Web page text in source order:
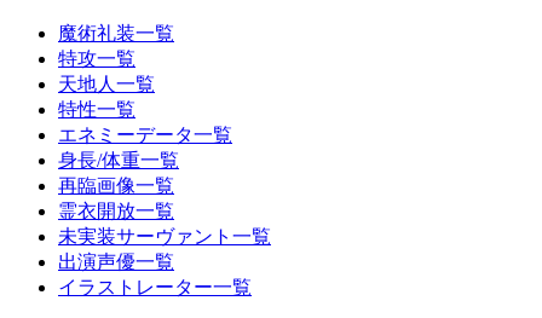
魔術礼装一覧
特攻一覧
天地人一覧
特性一覧
エネミーデータ一覧
身長/体重一覧
再臨画像一覧
霊衣開放一覧
未実装サーヴァント一覧
出演声優一覧
イラストレーター一覧